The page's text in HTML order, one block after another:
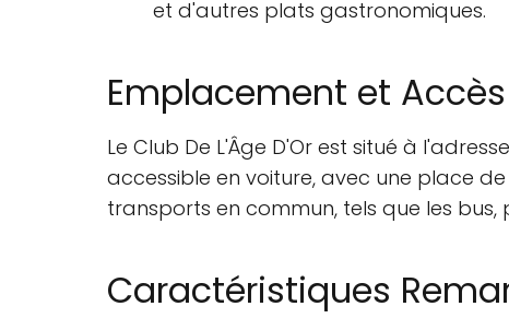
et d'autres plats gastronomiques.
Emplacement et Accès
Le Club De L'Âge D'Or est situé à
accessible en voiture, avec une place
transports en commun, tels que les
Caractéristiques